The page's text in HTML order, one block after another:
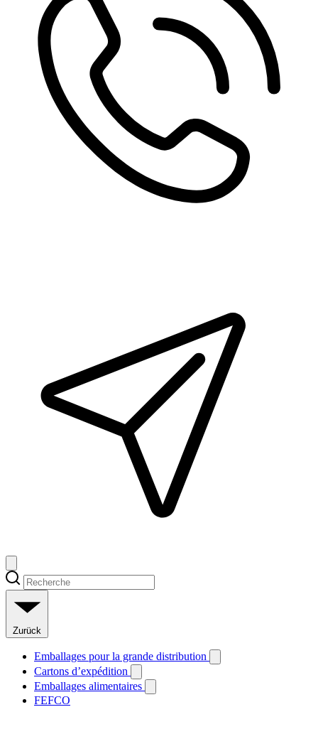
Zurück
Emballages pour la grande distribution
Cartons d’expédition
Emballages alimentaires
FEFCO